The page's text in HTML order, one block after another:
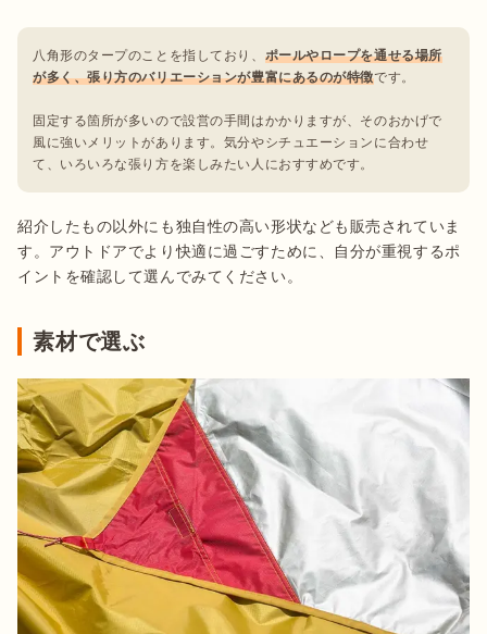
八角形のタープのことを指しており、 ポールやロープを通せる場所
が多く、張り方のバリエーションが豊富にあるのが特徴です。
固定する箇所が多いので設営の手間はかかりますが、そのおかげで
風に強いメリットがあります。気分やシチュエーションに合わせ
て、いろいろな張り方を楽しみたい人におすすめです。
紹介したもの以外にも独自性の高い形状なども販売されていま
す。アウトドアでより快適に過ごすために、自分が重視するポ
イントを確認して選んでみてください。
素材で選ぶ